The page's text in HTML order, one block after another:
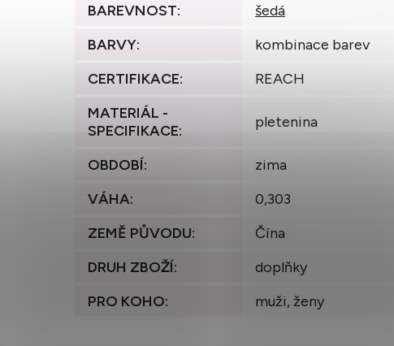
BAREVNOST:
šedá
BARVY:
kombinace barev
CERTIFIKACE:
REACH
MATERIÁL -
SPECIFIKACE: pletenina
OBDOBÍ:
zima
VÁHA:
0,303
ZEMĚ PŮVODU:
Čína
DRUH ZBOŽÍ:
doplňky
PRO KOHO: muži, ženy